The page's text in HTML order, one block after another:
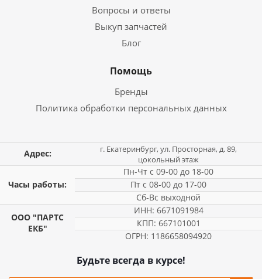
Вопросы и ответы
Выкуп запчастей
Блог
Помощь
Бренды
Политика обработки персональных данных
Адрес:
г. Екатеринбург, ул. Просторная, д. 89,
цокольный этаж
Часы работы:
Пн-Чт с 09-00 до 18-00
Пт с 08-00 до 17-00
Сб-Вс выходной
ООО "ПАРТС
ЕКБ"
ИНН: 6671091984
КПП: 667101001
ОГРН: 1186658094920
Будьте всегда в курсе!